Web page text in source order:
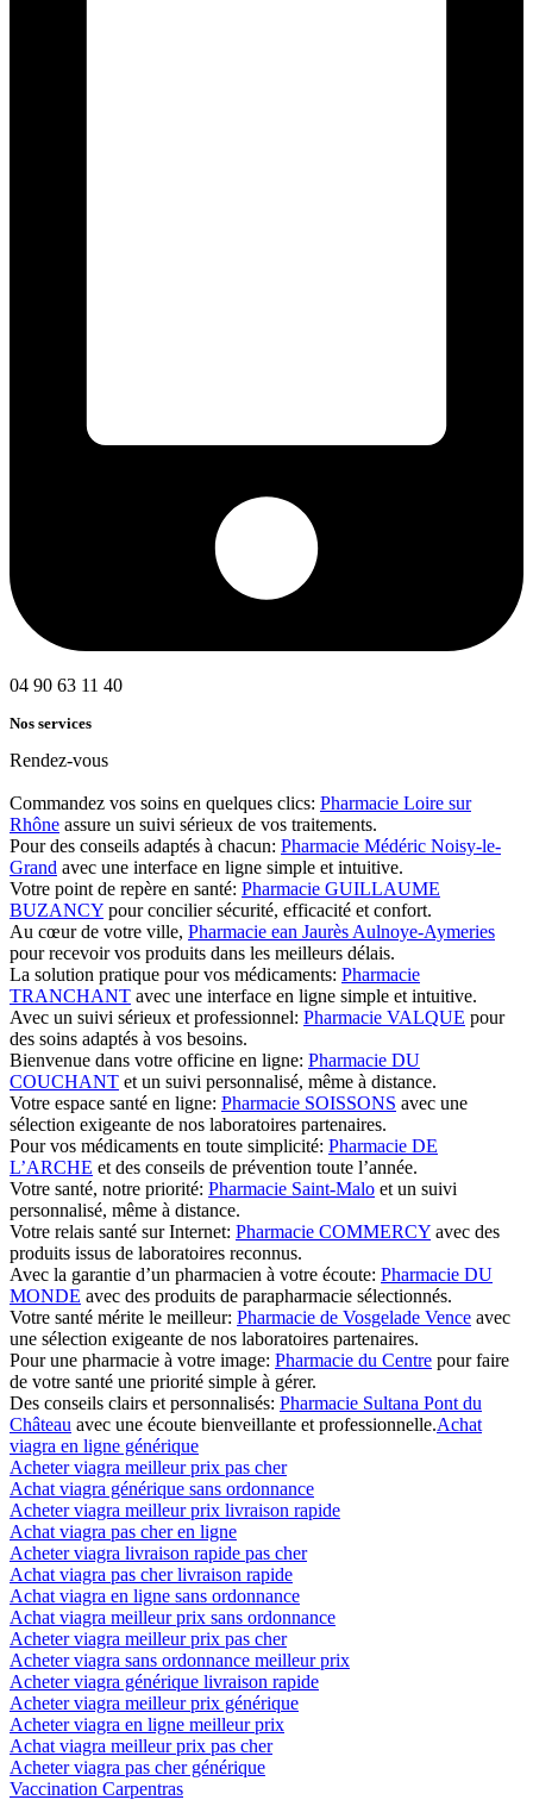
04 90 63 11 40
Nos services
Rendez-vous
Commandez vos soins en quelques clics: Pharmacie Loire sur
Rhône assure un suivi sérieux de vos traitements.
Pour des conseils adaptés à chacun: Pharmacie Médéric Noisy-le-
Grand avec une interface en ligne simple et intuitive.
Votre point de repère en santé: Pharmacie GUILLAUME
BUZANCY pour concilier sécurité, efficacité et confort.
Au cœur de votre ville, Pharmacie ean Jaurès Aulnoye-Aymeries
pour recevoir vos produits dans les meilleurs délais.
La solution pratique pour vos médicaments: Pharmacie
TRANCHANT avec une interface en ligne simple et intuitive.
Avec un suivi sérieux et professionnel: Pharmacie VALQUE pour
des soins adaptés à vos besoins.
Bienvenue dans votre officine en ligne: Pharmacie DU
COUCHANT et un suivi personnalisé, même à distance.
Votre espace santé en ligne: Pharmacie SOISSONS avec une
sélection exigeante de nos laboratoires partenaires.
Pour vos médicaments en toute simplicité: Pharmacie DE
L’ARCHE et des conseils de prévention toute l’année.
Votre santé, notre priorité: Pharmacie Saint-Malo et un suivi
personnalisé, même à distance.
Votre relais santé sur Internet: Pharmacie COMMERCY avec des
produits issus de laboratoires reconnus.
Avec la garantie d’un pharmacien à votre écoute: Pharmacie DU
MONDE avec des produits de parapharmacie sélectionnés.
Votre santé mérite le meilleur: Pharmacie de Vosgelade Vence avec
une sélection exigeante de nos laboratoires partenaires.
Pour une pharmacie à votre image: Pharmacie du Centre pour faire
de votre santé une priorité simple à gérer.
Des conseils clairs et personnalisés: Pharmacie Sultana Pont du
Château avec une écoute bienveillante et professionnelle.Achat
viagra en ligne générique
Acheter viagra meilleur prix pas cher
Achat viagra générique sans ordonnance
Acheter viagra meilleur prix livraison rapide
Achat viagra pas cher en ligne
Acheter viagra livraison rapide pas cher
Achat viagra pas cher livraison rapide
Achat viagra en ligne sans ordonnance
Achat viagra meilleur prix sans ordonnance
Acheter viagra meilleur prix pas cher
Acheter viagra sans ordonnance meilleur prix
Acheter viagra générique livraison rapide
Acheter viagra meilleur prix générique
Acheter viagra en ligne meilleur prix
Achat viagra meilleur prix pas cher
Acheter viagra pas cher générique
Vaccination Carpentras